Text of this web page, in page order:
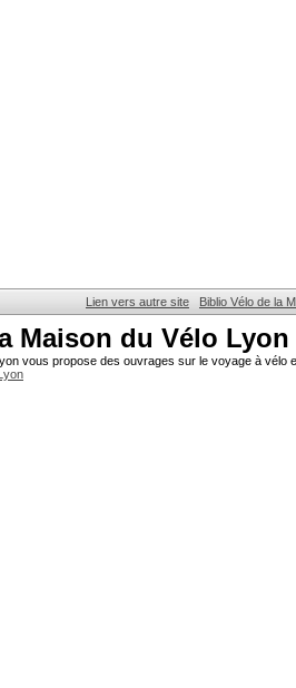
Lien vers autre site Biblio Vélo de la
Maison du Vélo Lyon
vous propose des ouvrages sur le voyage à